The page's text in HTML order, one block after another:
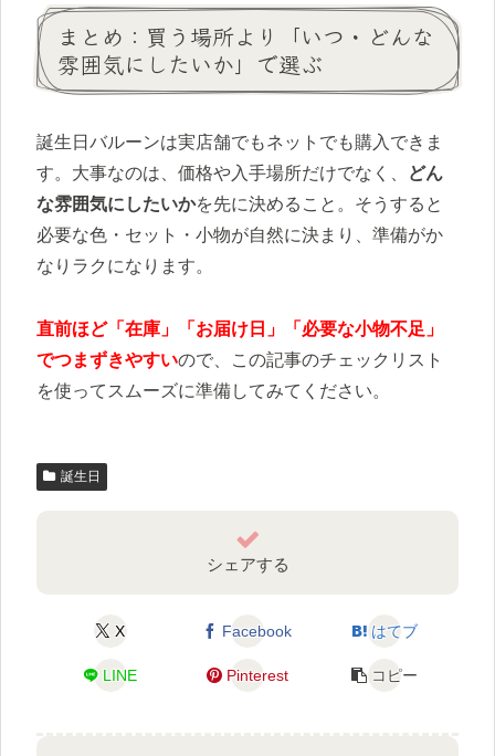
まとめ：買う場所より「いつ・どんな
雰囲気にしたいか」で選ぶ
誕生日バルーンは実店舗でもネットでも購入できま
す。大事なのは、価格や入手場所だけでなく、
どん
な雰囲気にしたいかを先に決めること。そうすると
必要な色・セット・小物が自然に決まり、準備がか
なりラクになります。
直前ほど「在庫」「お届け日」「必要な小物不足」
でつまずきやすいので、この記事のチェックリスト
を使ってスムーズに準備してみてください。
誕生日
シェアする
X Facebook はてブ
LINE Pinterest コピー